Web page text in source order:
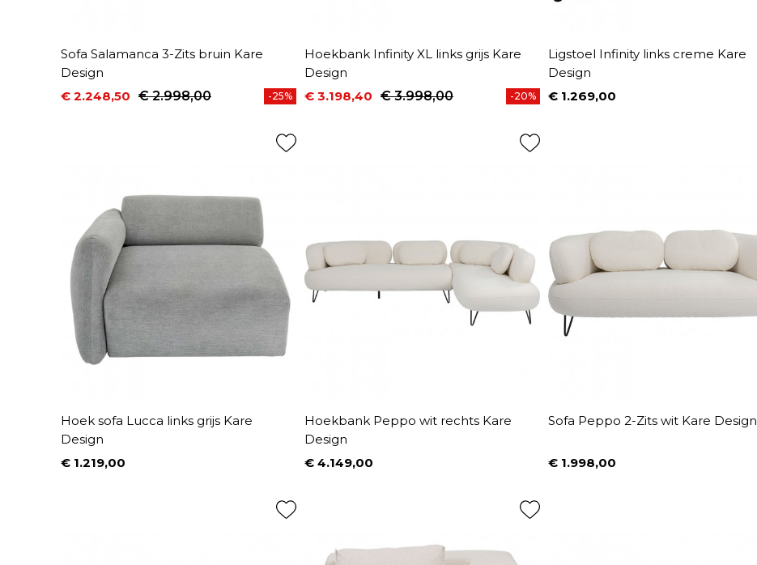
Sofa Salamanca 3-Zits bruin Kare
Design
Prijs
€ 2.248,50
Normale prijs€ 2.998,00 -25%
Hoekbank Infinity XL links grijs Kare
Design
Prijs
€ 3.198,40
Normale prijs€ 3.998,00 -20%
Ligstoel Infinity links creme Kare
Design
Prijs
€ 1.269,00
Hoek sofa Lucca links grijs Kare
Design
Prijs
€ 1.219,00
Hoekbank Peppo wit rechts Kare
Design
Prijs
€ 4.149,00
Sofa Peppo 2-Zits wit Kare Design
Prijs
€ 1.998,00